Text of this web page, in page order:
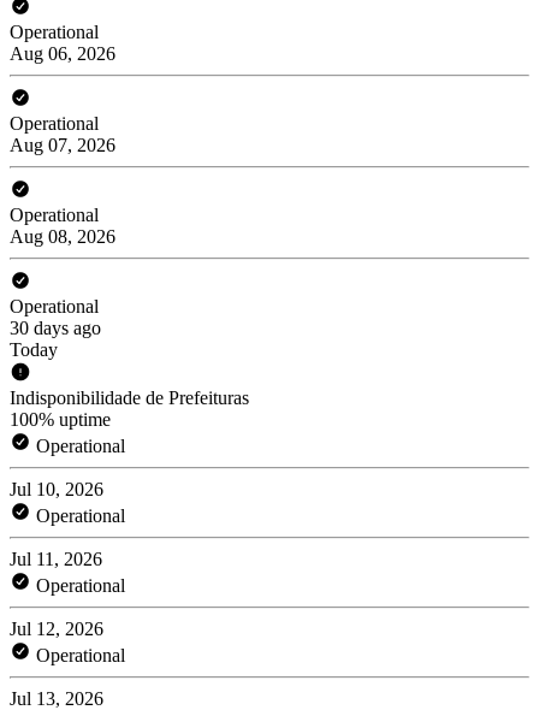
Operational
Aug 06, 2026
Operational
Aug 07, 2026
Operational
Aug 08, 2026
Operational
30 days ago
Today
Indisponibilidade de Prefeituras
100% uptime
Operational
Jul 10, 2026
Operational
Jul 11, 2026
Operational
Jul 12, 2026
Operational
Jul 13, 2026